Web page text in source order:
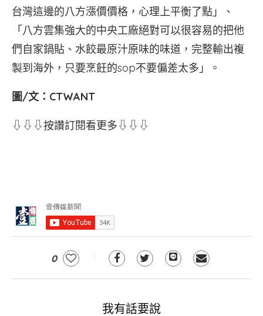
台灣這邊的八方漲價價格，心理上平衡了點」、
「八方雲集強大的中央工廠絕對可以很容易的把他
們自家鍋貼、水餃最原汁原味的味道，完整輸出複
製到海外，只要烹飪的sop不要偏差太多」。
圖/文：CTWANT
⇩⇩⇩按讚訂閱看更多⇩⇩⇩
0
我有話要說